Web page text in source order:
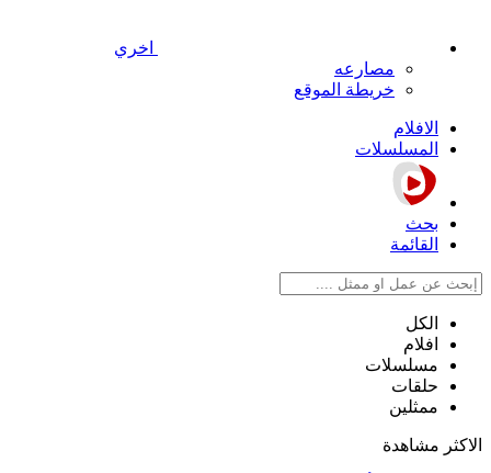
اخري
مصارعه
خريطة الموقع
الافلام
المسلسلات
بحث
القائمة
الكل
افلام
مسلسلات
حلقات
ممثلين
الاكثر مشاهدة